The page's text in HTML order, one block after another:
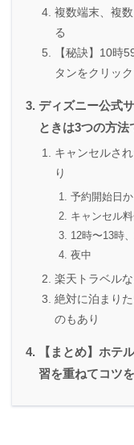
複数端末、複
る
【秘訣】10時
タンをクリッ
ディズニー公式
ときは3つの方法
キャンセルさ
り
予約開始日
キャンセル
12時〜13時
夜中
楽天トラベル
絶対に泊まり
のもあり
【まとめ】ホテ
習を重ねてコツ